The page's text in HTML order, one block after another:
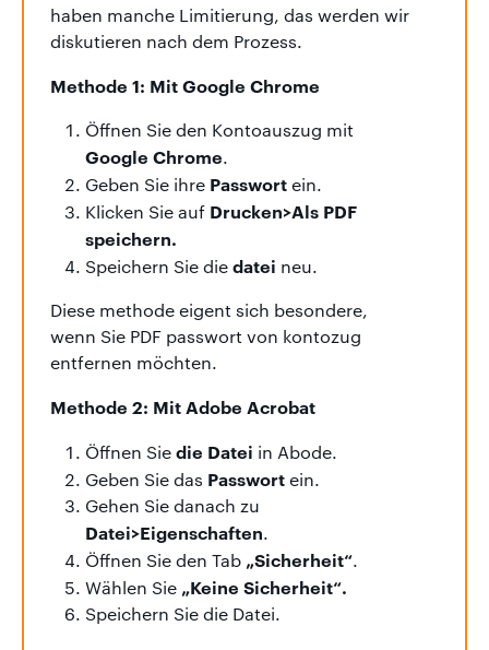
haben manche Limitierung, das werden wir
diskutieren nach dem Prozess.
Methode 1: Mit Google Chrome
Öffnen Sie den Kontoauszug mit
Google Chrome.
Geben Sie ihre Passwortein.
Klicken Sie auf Drucken>Als PDF
speichern.
Speichern Sie diedatei neu.
Diese methode eigent sich besondere,
wenn Sie PDF passwort von kontozug
entfernen möchten.
Methode 2: Mit Adobe Acrobat
Öffnen Siedie Datei in Abode.
Geben Sie das Passwortein.
Gehen Sie danach zu
Datei>Eigenschaften.
Öffnen Sie den Tab „Sicherheit“.
Wählen Sie „Keine Sicherheit“.
Speichern Sie die Datei.